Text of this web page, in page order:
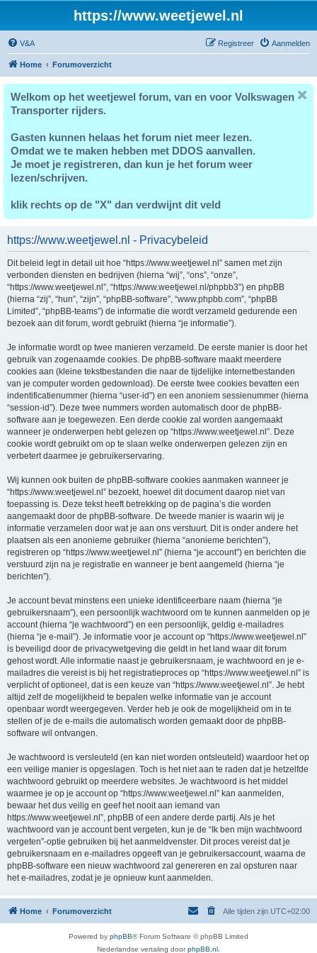
https://www.weetjewel.nl
V&A Aanmelden
Registreer
Home Forumoverzicht
Welkom op het weetjewel forum, van en voor Volkswagen
Transporter rijders.
Gasten kunnen helaas het forum niet meer lezen.
Omdat we te maken hebben met DDOS aanvallen.
Je moet je registreren, dan kun je het forum weer
lezen/schrijven.
klik rechts op de "X" dan verdwijnt dit veld
https://www.weetjewel.nl - Privacybeleid
Dit beleid legt in detail uit hoe “https://www.weetjewel.nl” samen met zijn
verbonden diensten en bedrijven (hierna “wij”, “ons”, “onze”,
“https://www.weetjewel.nl”, “https://www.weetjewel.nl/phpbb3”) en phpBB
(hierna “zij”, “hun”, “zijn”, “phpBB-software”, “www.phpbb.com”, “phpBB
Limited”, “phpBB-teams”) de informatie die wordt verzameld gedurende een
bezoek aan dit forum, wordt gebruikt (hierna “je informatie”).
Je informatie wordt op twee manieren verzameld. De eerste manier is door het
gebruik van zogenaamde cookies. De phpBB-software maakt meerdere
cookies aan (kleine tekstbestanden die naar de tijdelijke internetbestanden
van je computer worden gedownload). De eerste twee cookies bevatten een
indentificatienummer (hierna “user-id”) en een anoniem sessienummer (hierna
“session-id”). Deze twee nummers worden automatisch door de phpBB-
software aan je toegewezen. Een derde cookie zal worden aangemaakt
wanneer je onderwerpen hebt gelezen op “https://www.weetjewel.nl”. Deze
cookie wordt gebruikt om op te slaan welke onderwerpen gelezen zijn en
verbetert daarmee je gebruikerservaring.
Wij kunnen ook buiten de phpBB-software cookies aanmaken wanneer je
“https://www.weetjewel.nl” bezoekt, hoewel dit document daarop niet van
toepassing is. Deze tekst heeft betrekking op de pagina’s die worden
aangemaakt door de phpBB-software. De tweede manier is waarin wij je
informatie verzamelen door wat je aan ons verstuurt. Dit is onder andere het
plaatsen als een anonieme gebruiker (hierna “anonieme berichten”),
registreren op “https://www.weetjewel.nl” (hierna “je account”) en berichten die
verstuurd zijn na je registratie en wanneer je bent aangemeld (hierna “je
berichten”).
Je account bevat minstens een unieke identificeerbare naam (hierna “je
gebruikersnaam”), een persoonlijk wachtwoord om te kunnen aanmelden op je
account (hierna “je wachtwoord”) en een persoonlijk, geldig e-mailadres
(hierna “je e-mail”). Je informatie voor je account op “https://www.weetjewel.nl”
is beveiligd door de privacywetgeving die geldt in het land waar dit forum
gehost wordt. Alle informatie naast je gebruikersnaam, je wachtwoord en je e-
mailadres die vereist is bij het registratieproces op “https://www.weetjewel.nl” is
verplicht of optioneel, dat is een keuze van “https://www.weetjewel.nl”. Je hebt
altijd zelf de mogelijkheid te bepalen welke informatie van je account
openbaar wordt weergegeven. Verder heb je ook de mogelijkheid om in te
stellen of je de e-mails die automatisch worden gemaakt door de phpBB-
software wil ontvangen.
Je wachtwoord is versleuteld (en kan niet worden ontsleuteld) waardoor het op
een veilige manier is opgeslagen. Toch is het niet aan te raden dat je hetzelfde
wachtwoord gebruikt op meerdere websites. Je wachtwoord is het middel
waarmee je op je account op “https://www.weetjewel.nl” kan aanmelden,
bewaar het dus veilig en geef het nooit aan iemand van
https://www.weetjewel.nl”, phpBB of een andere derde partij. Als je het
wachtwoord van je account bent vergeten, kun je de “Ik ben mijn wachtwoord
vergeten”-optie gebruiken bij het aanmeldvenster. Dit proces vereist dat je
gebruikersnaam en e-mailadres opgeeft van je gebruikersaccount, waarna de
phpBB-software een nieuw wachtwoord zal genereren en zal opsturen naar
het e-mailadres, zodat je je opnieuw kunt aanmelden.
Home Forumoverzicht Alle tijden zijn UTC+02:00
Powered by phpBB® Forum Software © phpBB Limited
Nederlandse vertaling doorphpBB.nl